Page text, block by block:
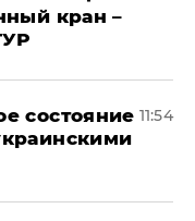
кран –
состояние 11:54